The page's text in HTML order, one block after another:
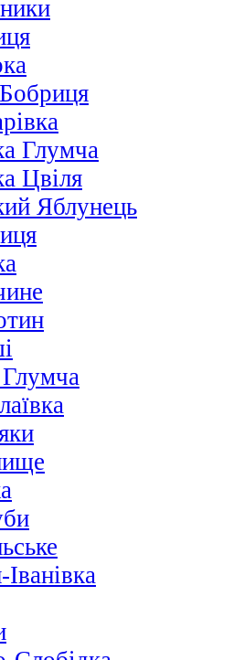
Глумча
Цвіля
Яблунець